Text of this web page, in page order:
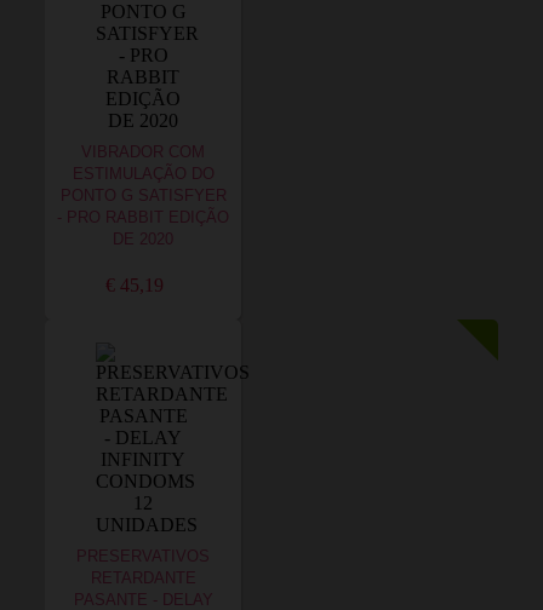
VIBRADOR COM
ESTIMULAÇÃO DO
PONTO G SATISFYER
- PRO RABBIT EDIÇÃO
DE 2020
€ 45,19
PRESERVATIVOS
RETARDANTE
PASANTE - DELAY